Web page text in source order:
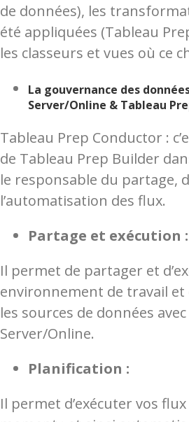
de données), les
été appliquées (Tableau
les classeurs et vues où ce
La gouvernance des
Server/Online & Tableau
Tableau Prep Conductor :
de Tableau Prep Builder
le responsable du partage,
l’automatisation des flux.
Partage et exécution :
Il permet de partager et
environnement de travail
les sources de données
Server/Online.
Planification :
Il permet d’exécuter vos